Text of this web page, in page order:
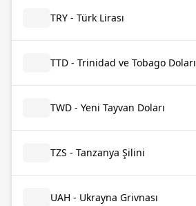
TRY - Türk Lirası
TTD - Trinidad ve Tobago Doları
TWD - Yeni Tayvan Doları
TZS - Tanzanya Şilini
UAH - Ukrayna Grivnası